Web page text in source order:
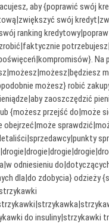
aby {poprawić swój
swój
ranking
Na
możesz} robić
zaoszczędzić
{możesz przejść do|może
obejrzeć|może
odniesieniu
dla|do zdobycia} odzieży
do insuliny|strzykawki